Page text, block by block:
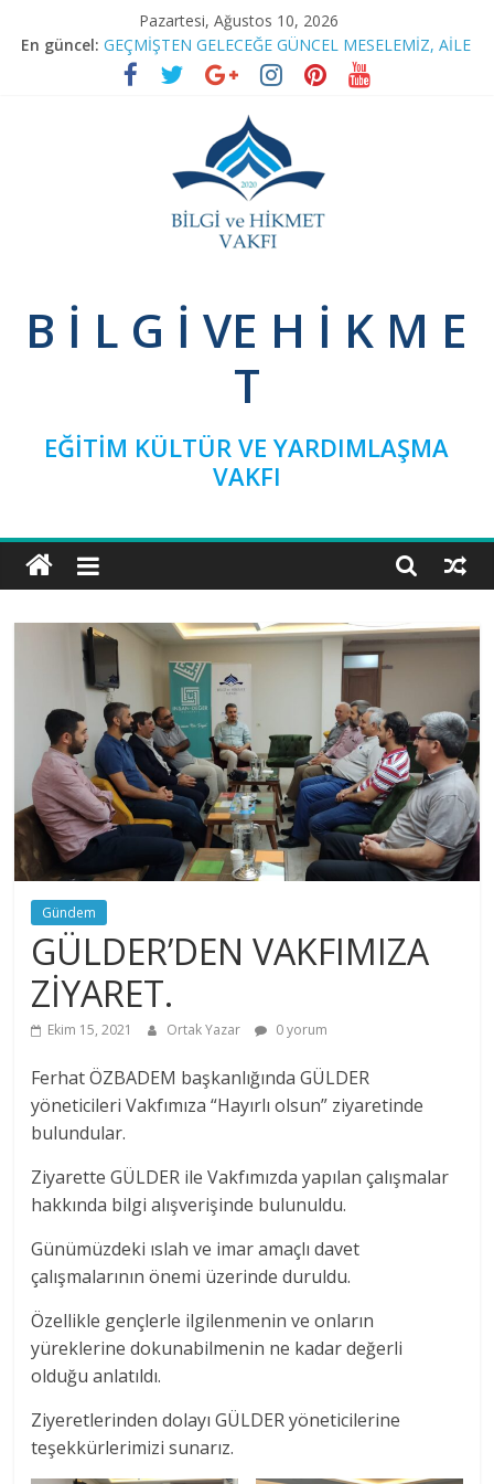
Pazartesi, Ağustos 10, 2026
En güncel: GEÇMİŞTEN GELECEĞE GÜNCEL MESELEMİZ, AİLE
RAMAZAN SOHBETLERİ
TEFSİR PROGRAMIMIZA RAMAZAN ARASI
BAĞIMSIZ SİVİL İNİSİYATİF’TEN YEŞİLAY’A ZİYARET
NİNOVA’YI TERK EDENLER
Bilgi
ve
Hikmet
ve
Hikmet
B İ L G İ VE H İ K M E
T
EĞİTİM KÜLTÜR VE YARDIMLAŞMA
VAKFI
Gündem
GÜLDER’DEN VAKFIMIZA
ZİYARET.
Ekim 15, 2021 Ortak Yazar 0 yorum
Ferhat ÖZBADEM başkanlığında GÜLDER
yöneticileri Vakfımıza “Hayırlı olsun” ziyaretinde
bulundular.
Ziyarette GÜLDER ile Vakfımızda yapılan çalışmalar
hakkında bilgi alışverişinde bulunuldu.
Günümüzdeki ıslah ve imar amaçlı davet
çalışmalarının önemi üzerinde duruldu.
Özellikle gençlerle ilgilenmenin ve onların
yüreklerine dokunabilmenin ne kadar değerli
olduğu anlatıldı.
Ziyeretlerinden dolayı GÜLDER yöneticilerine
teşekkürlerimizi sunarız.